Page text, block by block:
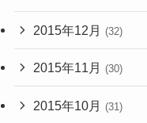
2015年12月 (32)
2015年11月 (30)
2015年10月 (31)